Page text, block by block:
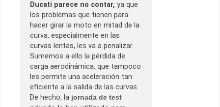
Ducati parece no contar, ya que
los problemas que tienen para
hacer girar la moto en mitad de la
curva, especialmente en las
curvas lentas, les va a penalizar.
Sumemos a ello la pérdida de
carga aerodinámica, que tampoco
les permite una aceleración tan
eficiente a la salida de las curvas.
De hecho, la jornada de test